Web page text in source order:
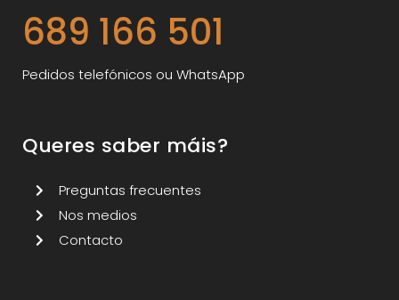
689 166 501
Pedidos telefónicos ou WhatsApp
Queres saber máis?
Preguntas frecuentes
Nos medios
Contacto